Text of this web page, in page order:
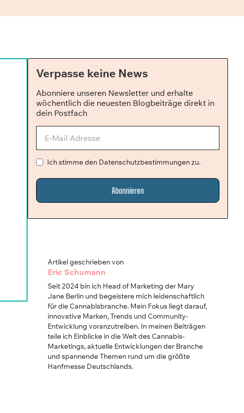
Verpasse keine News
Abonniere unseren Newsletter und erhalte
wöchentlich die neuesten Blogbeiträge direkt in
dein Postfach
Ich stimme den Datenschutzbestimmungen zu.
Artikel geschrieben von
Eric Schumann
Seit 2024 bin ich Head of Marketing der Mary
Jane Berlin und begeistere mich leidenschaftlich
für die Cannabisbranche. Mein Fokus liegt darauf,
innovative Marken, Trends und Community-
Entwicklung voranzutreiben. In meinen Beiträgen
teile ich Einblicke in die Welt des Cannabis-
Marketings, aktuelle Entwicklungen der Branche
und spannende Themen rund um die größte
Hanfmesse Deutschlands.